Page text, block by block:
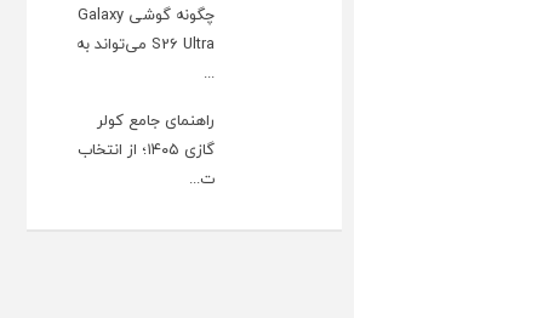
چگونه گوشی Galaxy
S26 Ultra می‌تواند به
...
راهنمای جامع کولر
گازی ۱۴۰۵؛ از انتخاب
ت...